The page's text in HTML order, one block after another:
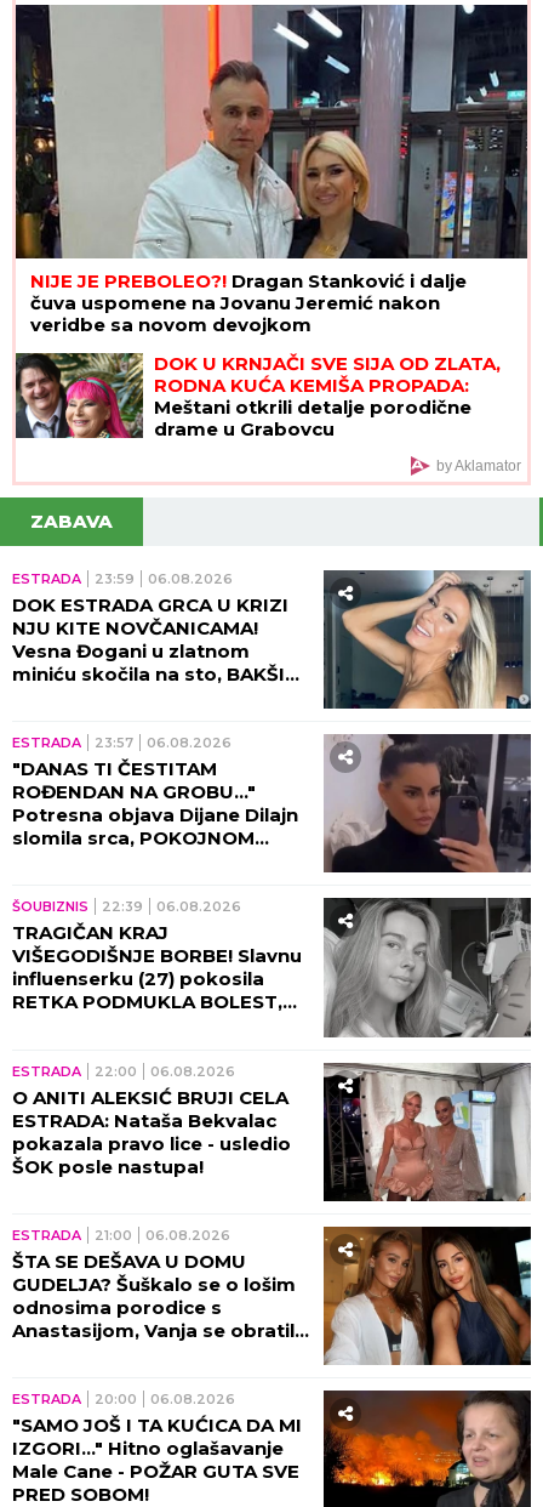
NIJE JE PREBOLEO?! Dragan Stanković i dalje
čuva uspomene na Jovanu Jeremić nakon
veridbe sa novom devojkom
DOK U KRNJAČI SVE SIJA OD ZLATA,
RODNA KUĆA KEMIŠA PROPADA:
Meštani otkrili detalje porodične
drame u Grabovcu
by Aklamator
ZABAVA
ESTRADA 23:59 06.08.2026
DOK ESTRADA GRCA U KRIZI
NJU KITE NOVČANICAMA!
Vesna Đogani u zlatnom
miniću skočila na sto, BAKŠIŠ
ESTRADA 23:57 06.08.2026
"DANAS TI ČESTITAM
ROĐENDAN NA GROBU..."
Potresna objava Dijane Dilajn
slomila srca, POKOJNOM
ŠOUBIZNIS 22:39 06.08.2026
TRAGIČAN KRAJ
VIŠEGODIŠNJE BORBE! Slavnu
influenserku (27) pokosila
RETKA PODMUKLA BOLEST,
ESTRADA 22:00 06.08.2026
O ANITI ALEKSIĆ BRUJI CELA
ESTRADA: Nataša Bekvalac
pokazala pravo lice - usledio
ŠOK posle nastupa!
ESTRADA 21:00 06.08.2026
ŠTA SE DEŠAVA U DOMU
GUDELJA? Šuškalo se o lošim
odnosima porodice s
Anastasijom, Vanja se obratila
ESTRADA 20:00 06.08.2026
"SAMO JOŠ I TA KUĆICA DA MI
IZGORI..." Hitno oglašavanje
Male Cane - POŽAR GUTA SVE
PRED SOBOM!